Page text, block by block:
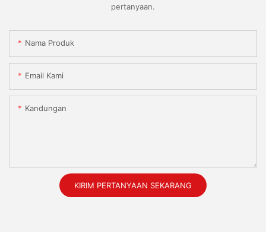
pertanyaan.
Nama Produk
Email Kami
Kandungan
KIRIM PERTANYAAN SEKARANG